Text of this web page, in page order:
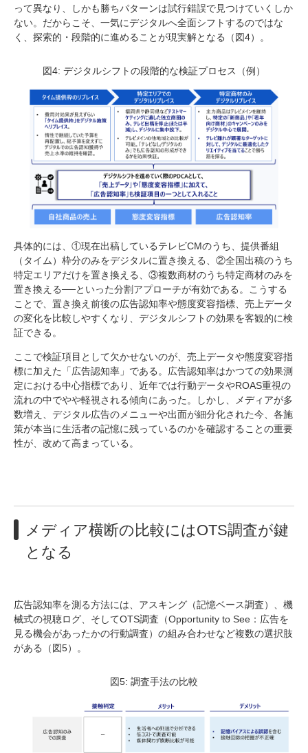
って異なり、しかも勝ちパターンは試行錯誤で見つけていくしか
ない。だからこそ、一気にデジタルへ全面シフトするのではな
く、探索的・段階的に進めることが現実解となる（図4）。
図4: デジタルシフトの段階的な検証プロセス（例）
具体的には、①現在出稿しているテレビCMのうち、提供番組
（タイム）枠分のみをデジタルに置き換える、②全国出稿のうち
特定エリアだけを置き換える、③複数商材のうち特定商材のみを
置き換える──といった分割アプローチが有効である。こうする
ことで、置き換え前後の広告認知率や態度変容指標、売上データ
の変化を比較しやすくなり、デジタルシフトの効果を客観的に検
証できる。
ここで検証項目として欠かせないのが、売上データや態度変容指
標に加えた「広告認知率」である。広告認知率はかつての効果測
定における中心指標であり、近年では行動データやROAS重視の
流れの中でやや軽視される傾向にあった。しかし、メディアが多
数増え、デジタル広告のメニューや出面が細分化された今、各施
策が本当に生活者の記憶に残っているのかを確認することの重要
性が、改めて高まっている。
メディア横断の比較にはOTS調査が鍵
となる
広告認知率を測る方法には、アスキング（記憶ベース調査）、機
械式の視聴ログ、そしてOTS調査（Opportunity to See：広告を
見る機会があったかの行動調査）の組み合わせなど複数の選択肢
がある（図5）。
図5: 調査手法の比較